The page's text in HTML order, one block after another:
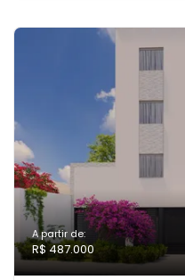
A partir de:
R$ 487.000